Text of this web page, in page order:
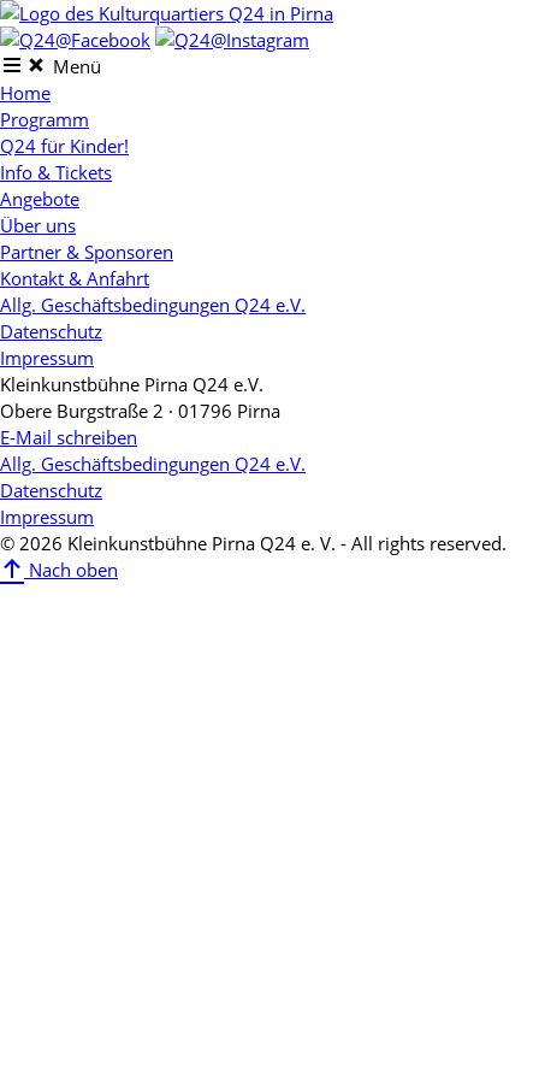
Skip
to
contentMenü
Home
Programm
Q24 für Kinder!
Info & Tickets
Angebote
Über uns
Partner & Sponsoren
Kontakt & Anfahrt
Allg. Geschäftsbedingungen Q24 e.V.
Datenschutz
Impressum
Kleinkunstbühne Pirna Q24 e.V.
Obere Burgstraße 2 · 01796 Pirna
E-Mail schreiben
Allg. Geschäftsbedingungen Q24 e.V.
Datenschutz
Impressum
© 2026 Kleinkunstbühne Pirna Q24 e. V. - All rights reserved.
Nach oben